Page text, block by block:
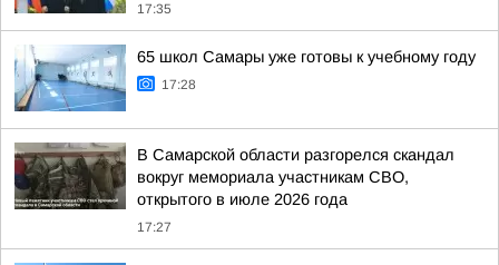
17:35
65 школ Самары уже готовы к учебному году
17:28
В Самарской области разгорелся скандал
вокруг мемориала участникам СВО,
открытого в июле 2026 года
17:27